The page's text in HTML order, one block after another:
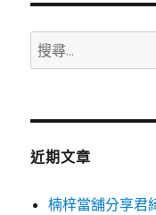
搜
尋
鍵
近期文章
楠梓當舖分享君